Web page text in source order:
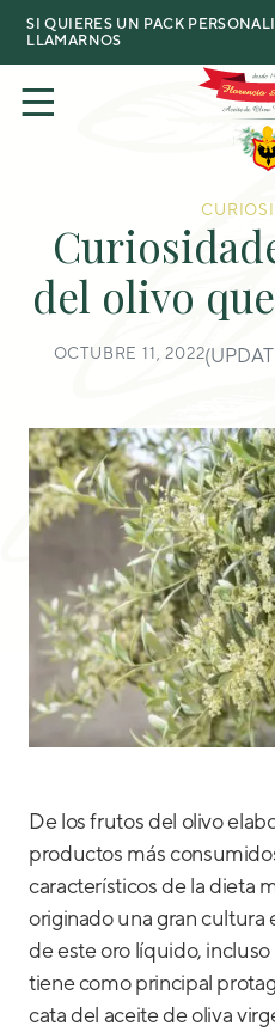
SI QUIERES UN PACK
LLAMARNOS
del olivo
OCTUBRE 11, 2022
De los frutos del olivo
productos más
característicos de la dieta
originado una gran cultura
de este oro líquido,
tiene como principal
cata del aceite de oliva